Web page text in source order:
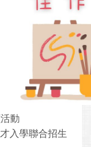
動
入學聯合招生